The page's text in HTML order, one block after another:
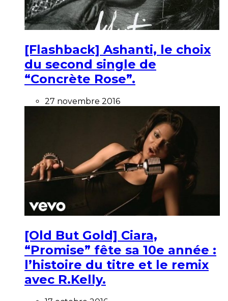
[Flashback] Ashanti, le choix
du second single de
“Concrète Rose”.
27 novembre 2016
[Old But Gold] Ciara,
“Promise” fête sa 10e année :
l’histoire du titre et le remix
avec R.Kelly.